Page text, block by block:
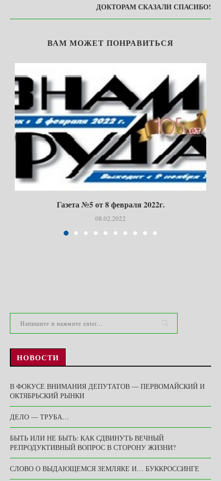
ДОКТОРАМ СКАЗАЛИ СПАСИБО!
ВАМ МОЖЕТ ПОНРАВИТЬСЯ
Газета №5 от 8 февраля 2022г.
08.02.2022
НОВОСТИ
В ФОКУСЕ ВНИМАНИЯ ДЕПУТАТОВ — ПЕРВОМАЙСКИЙ И
ОКТЯБРЬСКИЙ РЫНКИ
ДЕЛО — ТРУБА…
БЫТЬ ИЛИ НЕ БЫТЬ: КАК СДВИНУТЬ ВЕЧНЫЙ
РЕПРОДУКТИВНЫЙ ВОПРОС В СТОРОНУ ЖИЗНИ?
СЛОВО О ВЫДАЮЩЕМСЯ ЗЕМЛЯКЕ И… БУККРОССИНГЕ